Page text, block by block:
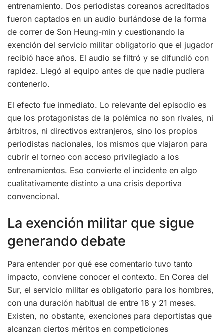
entrenamiento. Dos periodistas coreanos acreditados
fueron captados en un audio burlándose de la forma
de correr de Son Heung-min y cuestionando la
exención del servicio militar obligatorio que el jugador
recibió hace años. El audio se filtró y se difundió con
rapidez. Llegó al equipo antes de que nadie pudiera
contenerlo.
El efecto fue inmediato. Lo relevante del episodio es
que los protagonistas de la polémica no son rivales, ni
árbitros, ni directivos extranjeros, sino los propios
periodistas nacionales, los mismos que viajaron para
cubrir el torneo con acceso privilegiado a los
entrenamientos. Eso convierte el incidente en algo
cualitativamente distinto a una crisis deportiva
convencional.
La exención militar que sigue
generando debate
Para entender por qué ese comentario tuvo tanto
impacto, conviene conocer el contexto. En Corea del
Sur, el servicio militar es obligatorio para los hombres,
con una duración habitual de entre 18 y 21 meses.
Existen, no obstante, exenciones para deportistas que
alcanzan ciertos méritos en competiciones